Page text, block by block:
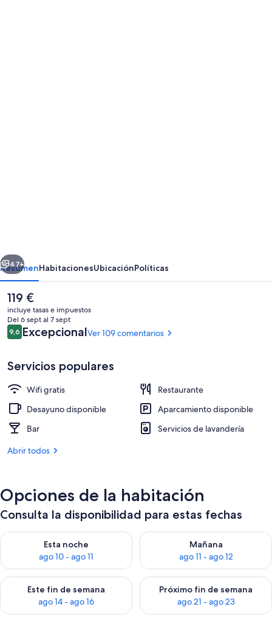
IHG
Bar en la azotea con vistas a la playa
Siguiente
47+
ResumenHabitacionesUbicaciónPolíticas
El
precio
actual
es
de
119 €
incluye tasas e impuestos
Del 6 sept al 7 sept
Comentarios
9,69,6 de 10
ExcepcionalVer 109 comentarios
Servicios populares
Wifi gratis
Restaurante
Desayuno disponible
Aparcamiento disponible
Bar
Servicios de lavandería
Abrir todos
Opciones de la habitación
Consulta la disponibilidad para estas fechas
Esta noche
ago 10 - ago 11
Consulta la disponibilidad para esta noche, ago 10 - ago 11
Mañana
ago 11 - ago 12
Consulta la disponibilidad
Este fin de semana
ago 14 - ago 16
Consulta la disponibilidad para este fin de semana, ago 14 -
Próximo fin de semana
ago 21 - ago 23
Consulta la disponibilidad